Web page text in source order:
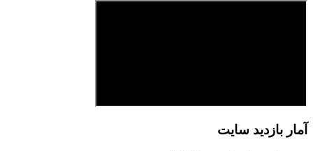
آمار بازدید سایت